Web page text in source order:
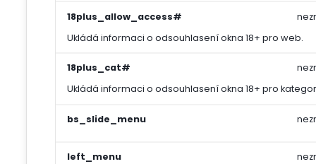
18plus_allow_access#
Ukládá informaci o odsouhlasení okna 18+ pro web.
18plus_cat#
Ukládá informaci o odsouhlasení okna 18+ pro
bs_slide_menu
left_menu